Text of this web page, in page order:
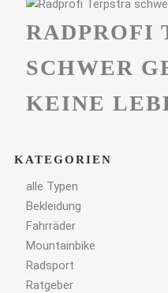
RADPROFI
SCHWER
KEINE
KATEGORIEN
alle Typen
Bekleidung
Fahrräder
Mountainbike
Radsport
Ratgeber